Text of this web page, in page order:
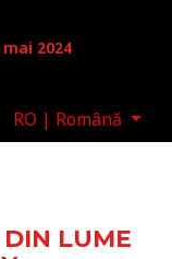
mai 2024
RO | Română
LUME